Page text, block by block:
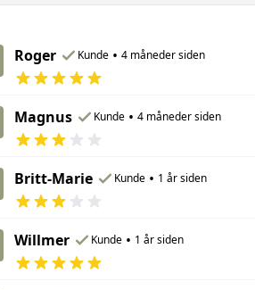
Roger Kunde • 4 måneder siden
Magnus Kunde • 4 måneder siden
Britt-Marie Kunde • 1 år siden
Willmer Kunde • 1 år siden